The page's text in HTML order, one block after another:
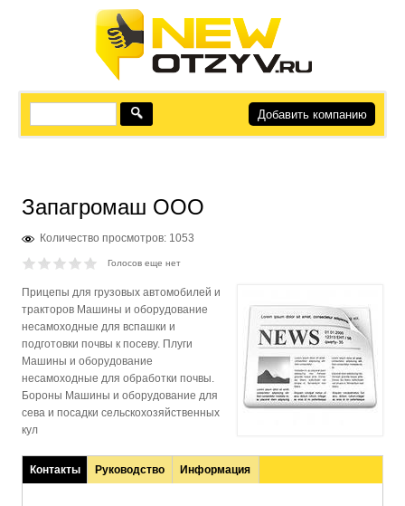
Добавить компанию
Запагромаш ООО
Количество просмотров: 1053
Голосов еще нет
Прицепы для грузовых автомобилей и
тракторов Машины и оборудование
несамоходные для вспашки и
подготовки почвы к посеву. Плуги
Машины и оборудование
несамоходные для обработки почвы.
Бороны Машины и оборудование для
сева и посадки сельскохозяйственных
кул
Контакты
(активная
Руководство Информация